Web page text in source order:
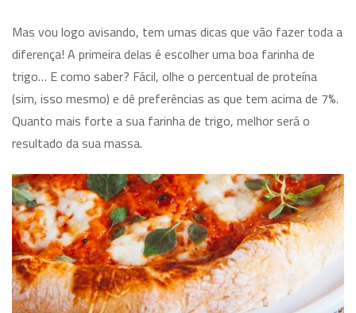
Mas vou logo avisando, tem umas dicas que vão fazer toda a
diferença! A primeira delas é escolher uma boa farinha de
trigo… E como saber? Fácil, olhe o percentual de proteína
(sim, isso mesmo) e dê preferências as que tem acima de 7%.
Quanto mais forte a sua farinha de trigo, melhor será o
resultado da sua massa.